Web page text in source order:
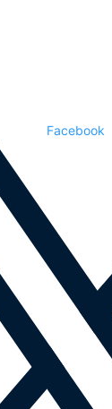
Facebook